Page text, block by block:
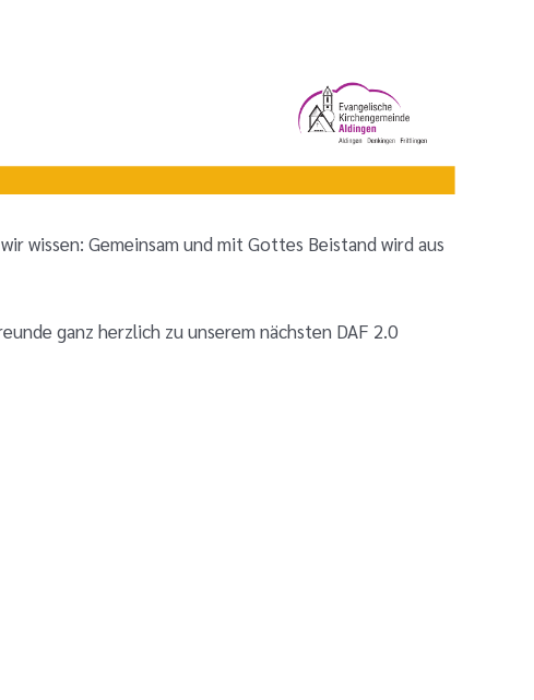
wissen: Gemeinsam und mit Gottes Beistand wird aus
ganz herzlich zu unserem nächsten DAF 2.0